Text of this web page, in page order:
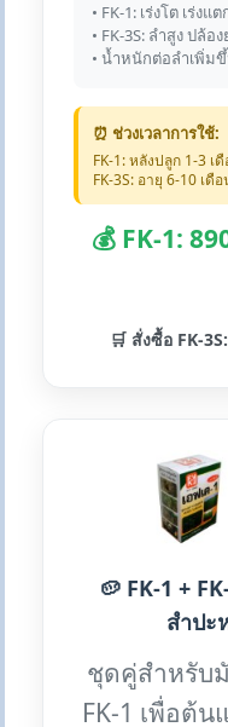
• FK-1: เร่งโต เร่ง
• FK-3S: ลำสูง ปล้อ
• น้ำหนักต่อลำเพิ่ม
⏰ ช่วงเวลาการใช้:
FK-1: หลังปลูก 1-3 เ
FK-3S: อายุ 6-10 เดื
💰 FK-1:
🛒 สั่งซื้อ FK-3S:
🥔 FK-1 +
สำปะ
ชุดคู่สำหรับ
FK-1 เพื่อต้น